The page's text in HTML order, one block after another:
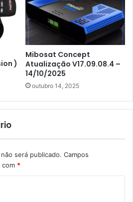
)
Mibosat Concept
Atualização V17.09.08.4 –
14/10/2025
outubro 14, 2025
será publicado. Campos
com *